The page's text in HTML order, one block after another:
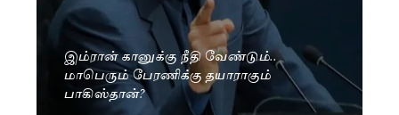
இம்ரான் கானுக்கு நீதி வேண்டும்..
மாபெரும் பேரணிக்கு தயாராகும்
பாகிஸ்தான்?